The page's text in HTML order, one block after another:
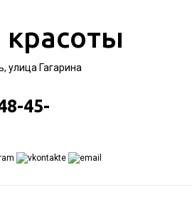
улица Гагарина
45-